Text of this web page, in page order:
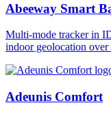
Abeeway Smart
Multi-mode tracker in
indoor geolocation
Adeunis Comfort